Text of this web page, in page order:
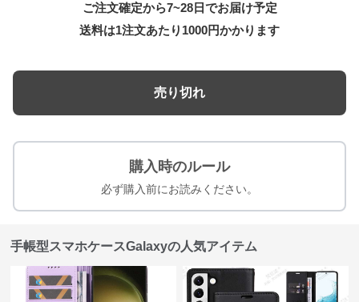
ご注文確定から7~28日でお届け予定
送料は1注文あたり 1000円かかります
売り切れ
購入時のルール
必ず購入前にお読みください。
手帳型スマホケースGalaxyの人気アイテム